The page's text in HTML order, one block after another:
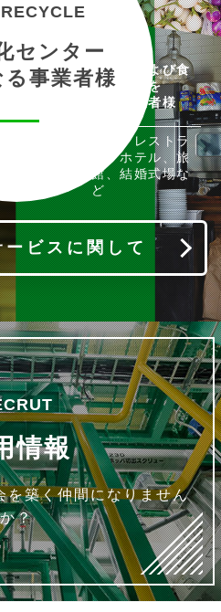
センター
る事業者様飲食店および食
事の提供を
伴う事業者様
食堂、レストラ
ン、ホテル、旅
館、結婚式場な
ど
ービスに関して
情報
を築く仲間になりません
か？